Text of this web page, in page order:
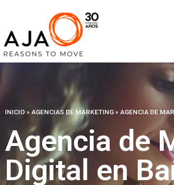
INICIO » AGENCIAS DE MARKETING» AGENCIA DE
Agencia de
Digital en